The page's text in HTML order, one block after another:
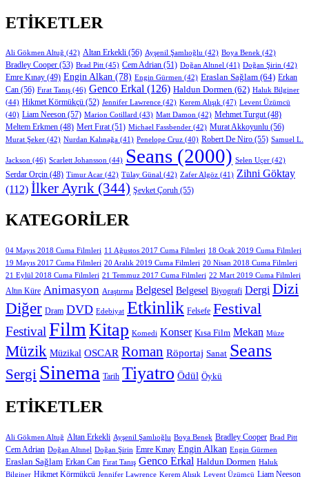
ETIKETLER
Ali Gökmen Altuğ (42) Altan Erkekli (56) Ayşenil Şamlıoğlu (42) Boya Benek (42)
Bradley Cooper (53) Brad Pitt (45) Cem Adrian (51) Doğan Altınel (41) Doğan Şirin (42)
Emre Kınay (49) Engin Alkan (78) Engin Gürmen (42) Eraslan Sağlam (64) Erkan
Can (56) Fırat Tanış (46) Genco Erkal (126) Haldun Dormen (62) Haluk Bilginer
(44) Hikmet Körmükçü (52) Jennifer Lawrence (42) Kerem Alışık (47) Levent Üzümcü
(40) Liam Neeson (57) Marion Cotillard (43) Matt Damon (42) Mehmet Turgut(48)
Meltem Erkmen (48) Mert Fırat(51) Michael Fassbender (42) Murat Akkoyunlu (56)
Murat Şeker (42) Nurdan Kalınağa (41) Penelope Cruz (40) Robert De Niro (55) Samuel L.
Jackson (46) Scarlett Johansson (44) Seans (2000) Selen Uçer (42)
Serdar Orçin (48) Timur Acar (42) Tülay Günal (42) Zafer Algöz (41) Zihni Göktay
(112) İlker Ayrık (344) Şevket Çoruh (55)
KATEGORILER
04 Mayıs 2018 Cuma Filmleri 11 Ağustos 2017 Cuma Filmleri 18 Ocak 2019 Cuma Filmleri
19 Mayıs 2017 Cuma Filmleri 20 Aralık 2019 Cuma Filmleri 20 Nisan 2018 Cuma Filmleri
21 Eylül 2018 Cuma Filmleri 21 Temmuz 2017 Cuma Filmleri 22 Mart 2019 Cuma Filmleri
Altın Küre Animasyon Araştırma Belgesel Belgesel Biyografi Dergi Dizi
Diğer Dram DVD Edebiyat Etkinlik Felsefe Festival
FestivalFilmKitap Komedi Konser Kısa Film Mekan Müze
Müzik Müzikal OSCAR Roman Röportaj Sanat Seans
Sergi Sinema Tarih Tiyatro Ödül Öykü
ETIKETLER
Ali Gökmen Altuğ Altan Erkekli Ayşenil Şamlıoğlu Boya Benek Bradley Cooper Brad Pitt
Cem Adrian Doğan Altınel Doğan Şirin Emre Kınay Engin Alkan Engin Gürmen
Eraslan Sağlam Erkan Can Fırat Tanış Genco Erkal Haldun Dormen Haluk
Bilginer Hikmet Körmükçü Jennifer Lawrence Kerem Alışık Levent Üzümcü Liam Neeson